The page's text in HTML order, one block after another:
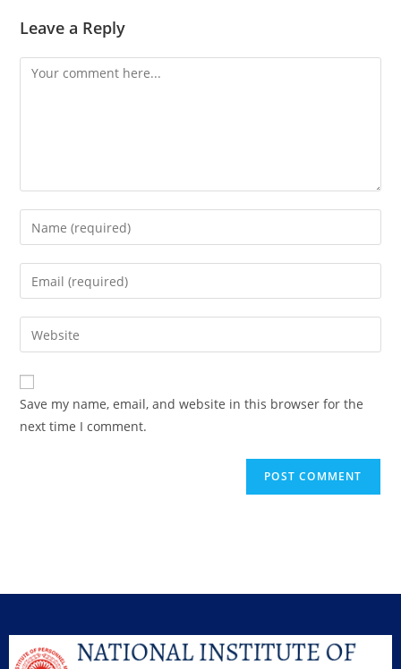
Leave a Reply
Save my name, email, and website in this browser for the
next time I comment.